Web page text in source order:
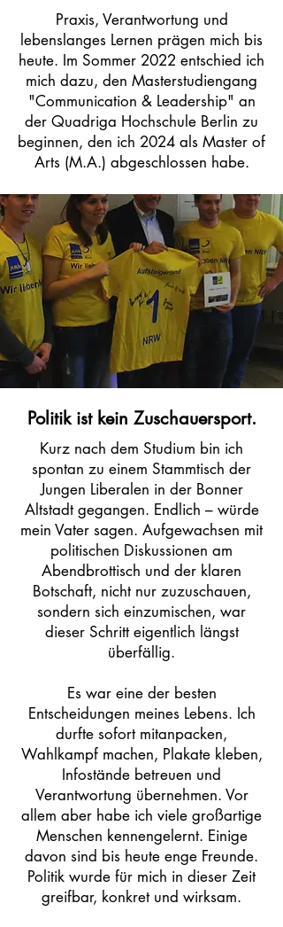
Praxis, Verantwortung und
lebenslanges Lernen prägen mich bis
heute. Im Sommer 2022 entschied ich
mich dazu, den Masterstudiengang
"Communication & Leadership" an
der Quadriga Hochschule Berlin zu
beginnen, den ich 2024 als Master of
Arts (M.A.) abgeschlossen habe.
Politik ist kein Zuschauersport.
Kurz nach dem Studium bin ich
spontan zu einem Stammtisch der
Jungen Liberalen in der Bonner
Altstadt gegangen. Endlich – würde
mein Vater sagen. Aufgewachsen mit
politischen Diskussionen am
Abendbrottisch und der klaren
Botschaft, nicht nur zuzuschauen,
sondern sich einzumischen, war
dieser Schritt eigentlich längst
überfällig.
Es war eine der besten
Entscheidungen meines Lebens. Ich
durfte sofort mitanpacken,
Wahlkampf machen, Plakate kleben,
Infostände betreuen und
Verantwortung übernehmen. Vor
allem aber habe ich viele großartige
Menschen kennengelernt. Einige
davon sind bis heute enge Freunde.
Politik wurde für mich in dieser Zeit
greifbar, konkret und wirksam.